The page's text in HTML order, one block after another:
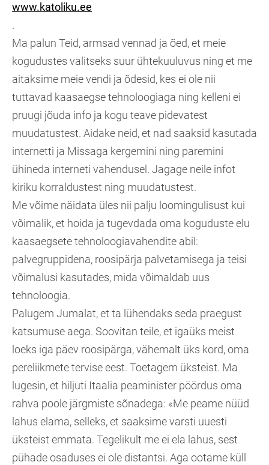
www.katoliku.ee
.
Ma palun Teid, armsad vennad ja õed, et meie
kogudustes valitseks suur ühtekuuluvus ning et me
aitaksime meie vendi ja õdesid, kes ei ole nii
tuttavad kaasaegse tehnoloogiaga ning kelleni ei
pruugi jõuda info ja kogu teave pidevatest
muudatustest. Aidake neid, et nad saaksid kasutada
internetti ja Missaga kergemini ning paremini
ühineda interneti vahendusel. Jagage neile infot
kiriku korraldustest ning muudatustest.
Me võime näidata üles nii palju loomingulisust kui
võimalik, et hoida ja tugevdada oma koguduste elu
kaasaegsete tehnoloogiavahendite abil:
palvegruppidena, roosipärja palvetamisega ja teisi
võimalusi kasutades, mida võimaldab uus
tehnoloogia.
Palugem Jumalat, et ta lühendaks seda praegust
katsumuse aega. Soovitan teile, et igaüks meist
loeks iga päev roosipärga, vähemalt üks kord, oma
pereliikmete tervise eest. Toetagem üksteist. Ma
lugesin, et hiljuti Itaalia peaminister pöördus oma
rahva poole järgmiste sõnadega: «Me peame nüüd
lahus elama, selleks, et saaksime varsti uuesti
üksteist emmata. Tegelikult me ei ela lahus, sest
pühade osaduses ei ole distantsi. Aga ootame küll